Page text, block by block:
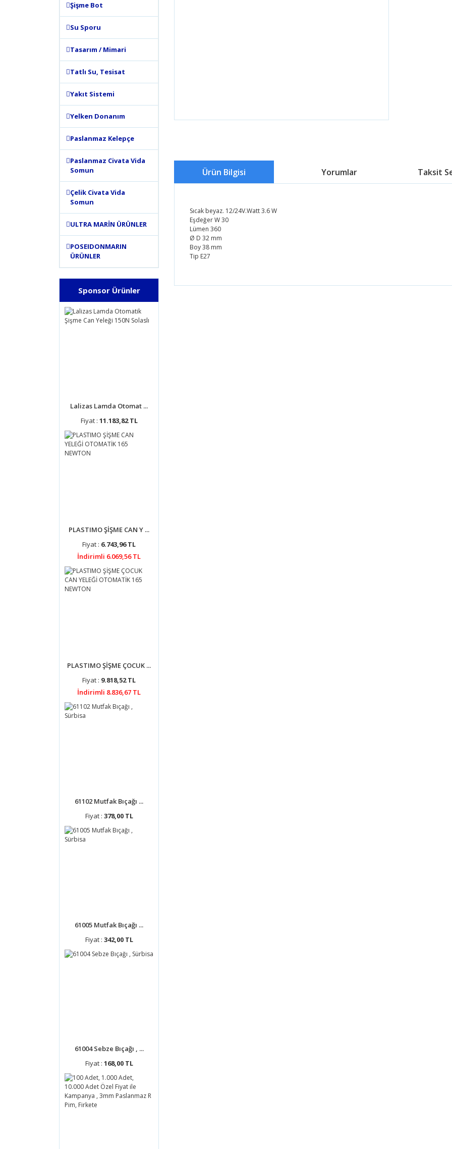
Şişme Bot
Su Sporu
Tasarım / Mimari
Tatlı Su, Tesisat
Yakıt Sistemi
Yelken Donanım
Paslanmaz Kelepçe
Paslanmaz Civata Vida
Somun
Çelik Civata Vida
Somun
ULTRA MARİN ÜRÜNLER
POSEIDONMARIN
ÜRÜNLER
Sponsor Ürünler
Lalizas Lamda Otomat ...
Fiyat : 11.183,82 TL
PLASTIMO ŞİŞME CAN Y ...
Fiyat : 6.743,96 TL
İndirimli 6.069,56 TL
PLASTIMO ŞİŞME ÇOCUK ...
Fiyat : 9.818,52 TL
İndirimli 8.836,67 TL
61102 Mutfak Bıçağı ...
Fiyat : 378,00 TL
61005 Mutfak Bıçağı ...
Fiyat : 342,00 TL
61004 Sebze Bıçağı , ...
Fiyat : 168,00 TL
Ürün Bilgisi Yorumlar Taksit
Sıcak beyaz. 12/24V.Watt 3.6 W
Eşdeğer W 30
Lümen 360
Ø D 32 mm
Boy 38 mm
Tip E27